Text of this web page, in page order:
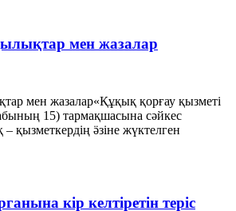
мен жазалар
мен жазалар«Құқық қорғау қызметі
15) тармақшасына сәйкес
– қызметкердің ӛзіне жүктелген
кір келтіретін теріс